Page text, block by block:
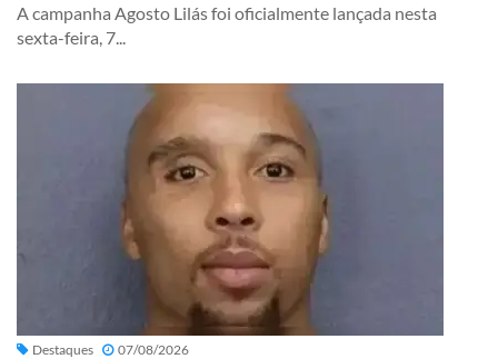
A campanha Agosto Lilás foi oficialmente lançada nesta
sexta-feira, 7...
Destaques 07/08/2026